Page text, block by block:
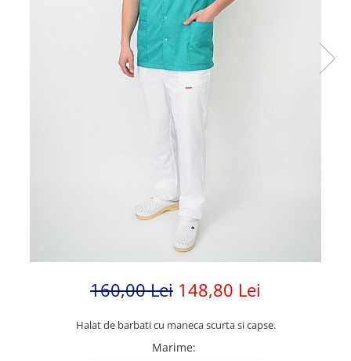
160,00 Lei 148,80 Lei
Halat de barbati cu maneca scurta si capse.
Marime: